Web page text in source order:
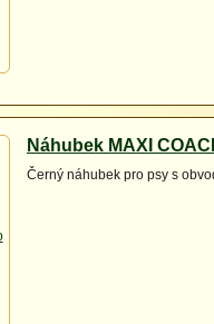
Náhubek MAXI
Černý náhubek pro psy s